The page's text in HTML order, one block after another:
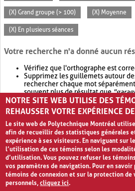
(X) Grand groupe (> 100) (X) Moyenne
(X) En plusieurs séances
Votre recherche n'a donné aucun
Vérifiez que l'orthographe est
Supprimez les guillemets autour
rechercher chaque mot
souvent plus de résultat que
Envisagez d'élargir votre recherche
retournera souvent plus de
NOTRE SITE WEB UTILISE DES
REHAUSSER VOTRE EXPÉRIENCE
Le site web de Polytechnique Montréal
afin de recueillir des statistiques générales
expérience à ses visiteurs. En naviguant sur
l’utilisation de ces témoins selon les
d’utilisation. Vous pouvez refuser les
vos paramètres de navigation. Pour en savoir
témoins de connexion et sur la protection de
personnels,cliquez ici.